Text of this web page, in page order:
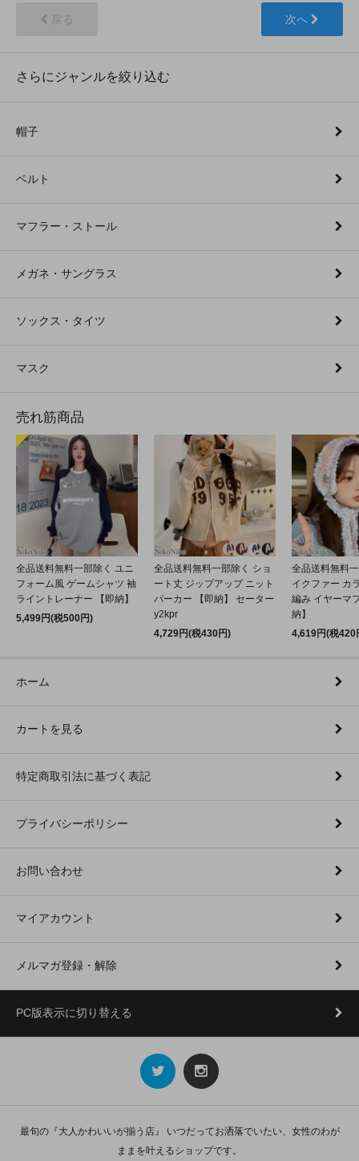
戻る 次へ
さらにジャンルを絞り込む
帽子
ベルト
マフラー・ストール
メガネ・サングラス
ソックス・タイツ
マスク
売れ筋商品
全品送料無料一部除く ユニ
フォーム風 ゲームシャツ 袖
ライントレーナー 【即納】
5,499円(税500円)
全品送料無料一部除く ショ
ート丈 ジップアップ ニット
パーカー 【即納】 セーター
y2kpr
4,729円(税430円)
全品送料無料
イクファー カ
編み イヤーマ
納】
4,619円(税420
ホーム
カートを見る
特定商取引法に基づく表記
プライバシーポリシー
お問い合わせ
マイアカウント
メルマガ登録・解除
PC版表示に切り替える
最旬の『大人かわいいが揃う店』 いつだってお洒落でいたい、女性のわが
ままを叶えるショップです。